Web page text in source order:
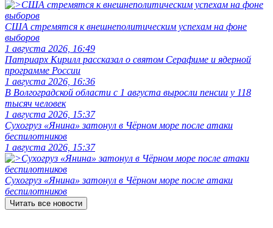
США стремятся к внешнеполитическим успехам на фоне
выборов
1 августа 2026, 16:49
Патриарх Кирилл рассказал о святом Серафиме и ядерной
программе России
1 августа 2026, 16:36
В Волгоградской области с 1 августа выросли пенсии у 118
тысяч человек
1 августа 2026, 15:37
Сухогруз «Янина» затонул в Чёрном море после атаки
беспилотников
1 августа 2026, 15:37
Сухогруз «Янина» затонул в Чёрном море после атаки
беспилотников
Читать все новости